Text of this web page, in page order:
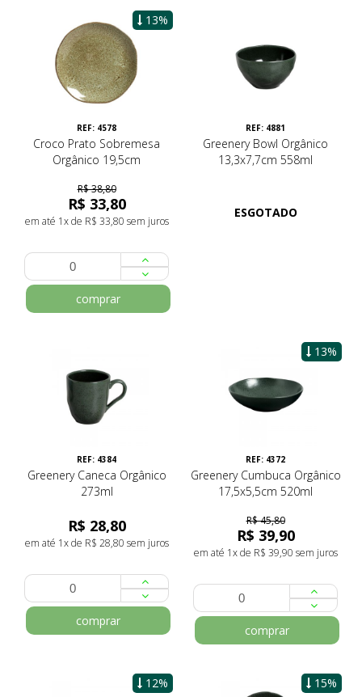
13%
REF: 4578
Croco Prato Sobremesa
Orgânico 19,5cm
R$ 38,80
R$ 33,80
em até 1x de R$ 33,80 sem juros
comprar
REF: 4881
Greenery Bowl Orgânico
13,3x7,7cm 558ml
ESGOTADO
REF: 4384
Greenery Caneca Orgânico
273ml
R$ 28,80
em até 1x de R$ 28,80 sem juros
comprar
13%
REF: 4372
Greenery Cumbuca Orgânico
17,5x5,5cm 520ml
R$ 45,80
R$ 39,90
em até 1x de R$ 39,90 sem juros
comprar
12% 15%